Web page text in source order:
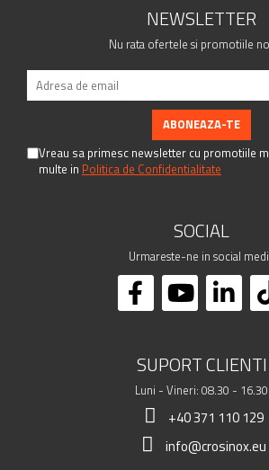
NEWSLETTER
Nu rata ofertele si promotiile
Vreau sa primesc newsletter cu promotiile
multe in Politica de Confidentialitate
SOCIAL
Urmareste-ne in social
SUPORT CLIENTI
Luni - Vineri: 08.30 - 16.30
+40 371 110 129
info@crosinox.eu